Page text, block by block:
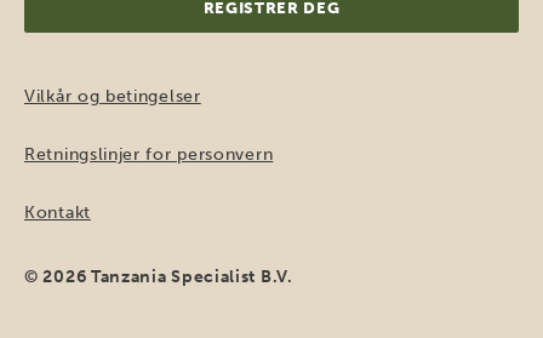
Vilkår og betingelser
Retningslinjer for personvern
Kontakt
© 2026 Tanzania Specialist B.V.